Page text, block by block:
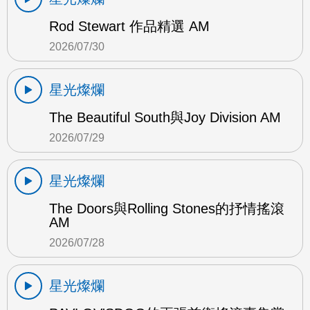
Rod Stewart 作品精選 AM
2026/07/30
星光燦爛
The Beautiful South與Joy Division AM
2026/07/29
星光燦爛
The Doors與Rolling Stones的抒情搖滾
AM
2026/07/28
星光燦爛